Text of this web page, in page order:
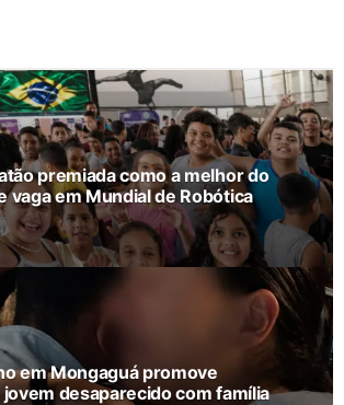
premiada como a melhor do
vaga em Mundial de Robótica
em Mongaguá promove
desaparecido com família